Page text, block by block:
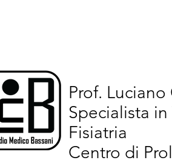
Prof. Luciano
Specialista
Fisiatria
Centro di